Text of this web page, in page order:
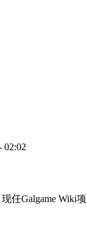
02:02
任Galgame Wiki